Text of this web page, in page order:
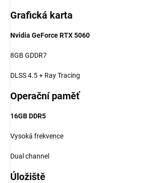
Grafická karta
Nvidia GeForce RTX 5060
8GB GDDR7
DLSS 4.5 + Ray Tracing
Operační paměť
16GB DDR5
Vysoká frekvence
Dual channel
Úložiště